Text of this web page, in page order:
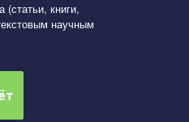
(статьи, книги,
научным